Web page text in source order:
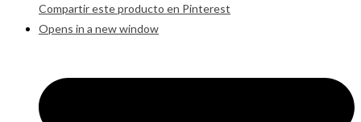
Compartir este producto en Pinterest
Opens in a new window